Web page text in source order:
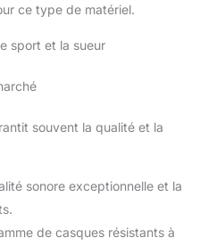
ce type de matériel.
sport et la sueur
souvent la qualité et la
sonore exceptionnelle et la
de casques résistants à